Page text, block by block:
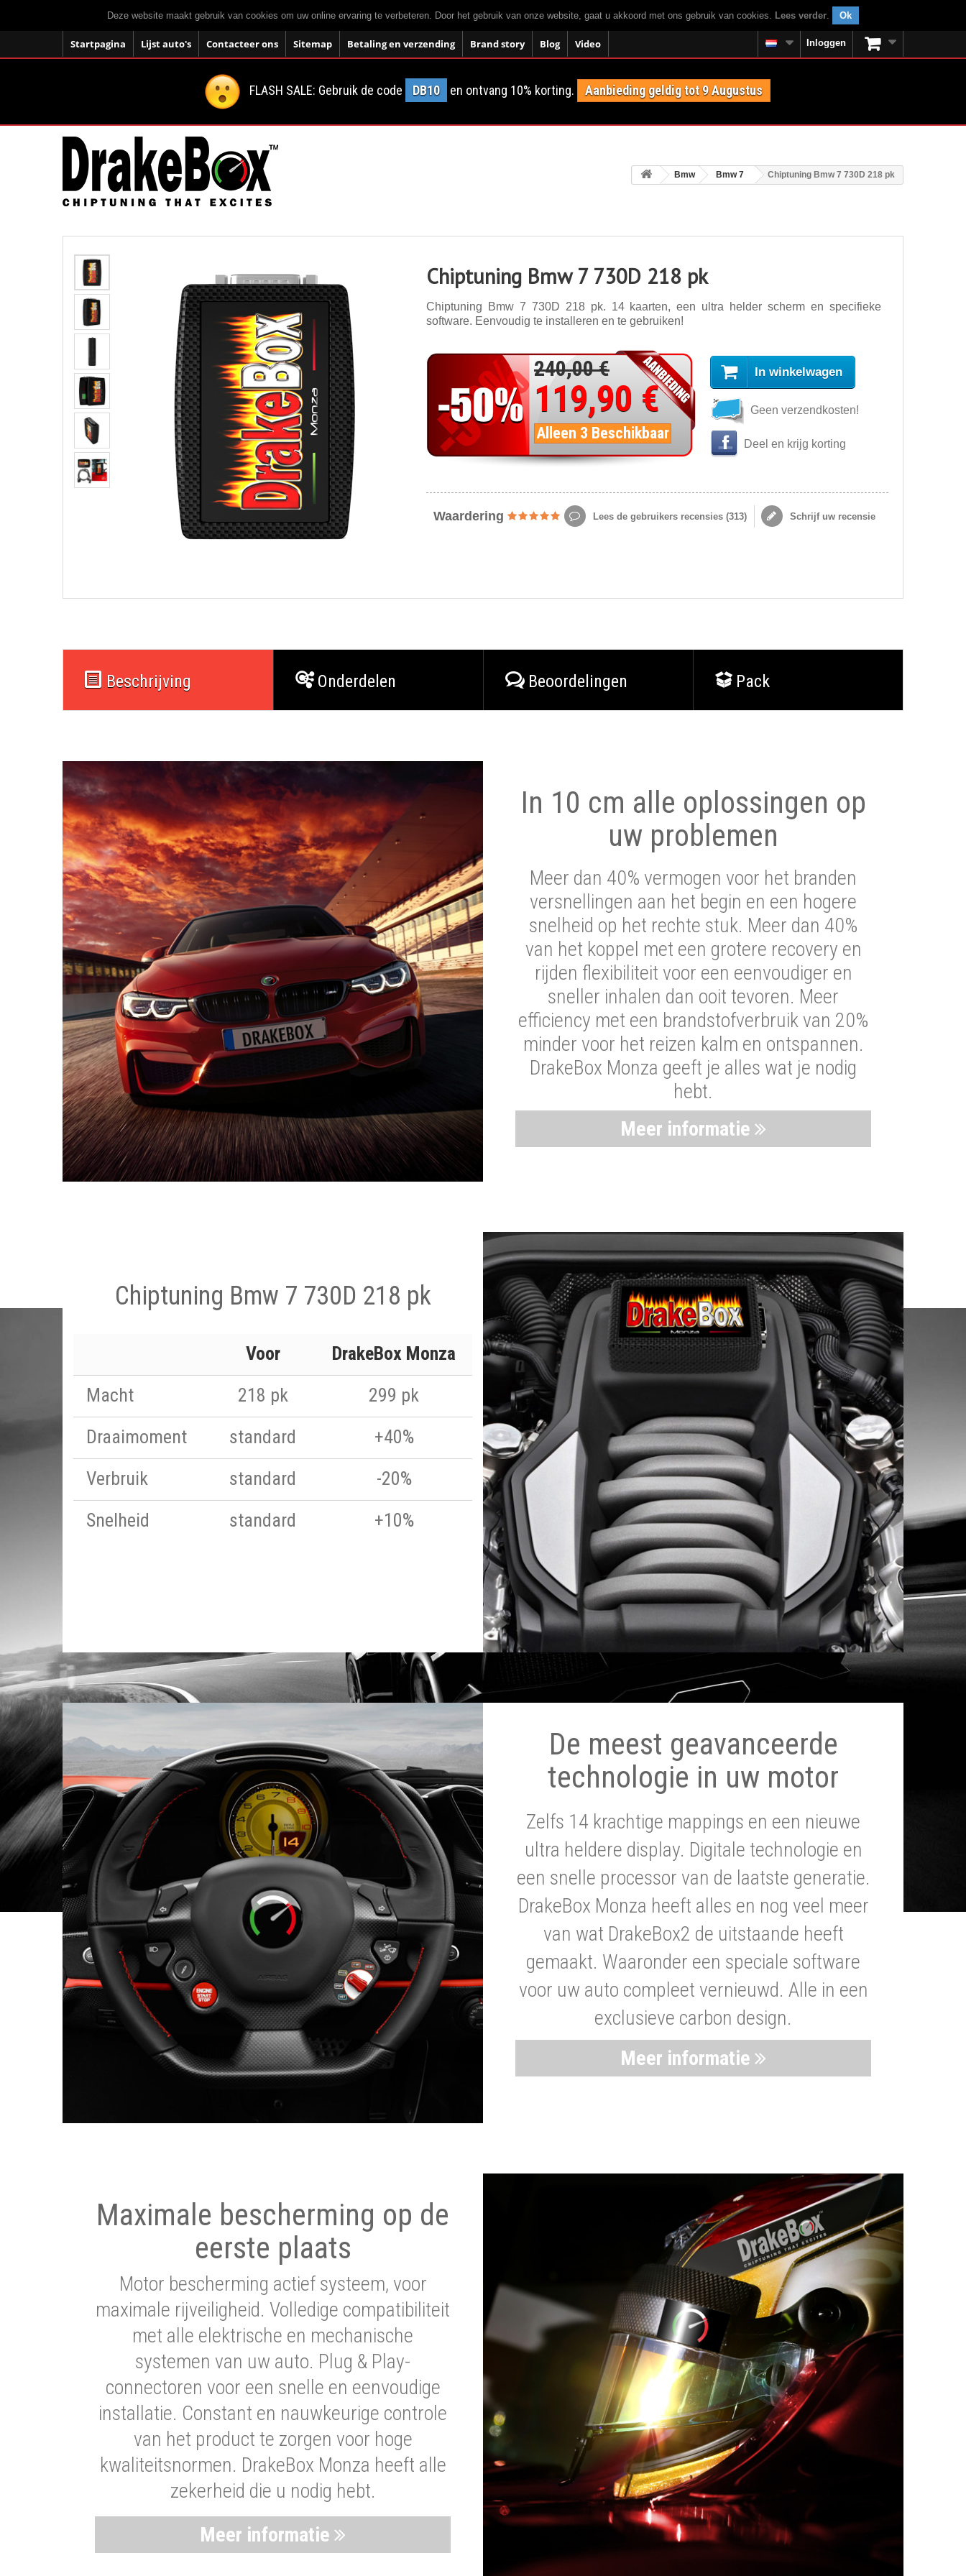
Deze website maakt gebruik van cookies om uw online ervaring te verbeteren. Door het gebruik van onze website, gaat u akkoord met ons gebruik van cookies. Lees verder. Ok
Startpagina Lijst auto's Contacteer ons Sitemap Betaling en verzending Brand story Blog Video Inloggen
FLASH SALE: Gebruik de code DB10 en ontvang 10% korting. Aanbieding geldig tot 9 Augustus
Bmw Bmw 7 Chiptuning Bmw 7 730D 218 pk
Chiptuning Bmw 7 730D 218 pk
Chiptuning Bmw 7 730D 218 pk. 14 kaarten, een ultra helder scherm en specifieke
software. Eenvoudig te installeren en te gebruiken!
240,00 €
119,90 €
Alleen 3 Beschikbaar
In winkelwagen
Geen verzendkosten!
Deel en krijg korting
Waardering Lees de gebruikers recensies (313) Schrijf uw recensie
Beschrijving Onderdelen Beoordelingen Pack
In 10 cm alle oplossingen op
uw problemen
Meer dan 40% vermogen voor het branden
versnellingen aan het begin en een hogere
snelheid op het rechte stuk. Meer dan 40%
van het koppel met een grotere recovery en
rijden flexibiliteit voor een eenvoudiger en
sneller inhalen dan ooit tevoren. Meer
efficiency met een brandstofverbruik van 20%
minder voor het reizen kalm en ontspannen.
DrakeBox Monza geeft je alles wat je nodig
hebt.
Meer informatie
Chiptuning Bmw 7 730D 218 pk
Voor
DrakeBox Monza
Macht
218 pk
299 pk
Draaimoment
standard
+40%
Verbruik
standard
-20%
Snelheid
standard +10%
De meest geavanceerde
technologie in uw motor
Zelfs 14 krachtige mappings en een nieuwe
ultra heldere display. Digitale technologie en
een snelle processor van de laatste generatie.
DrakeBox Monza heeft alles en nog veel meer
van wat DrakeBox2 de uitstaande heeft
gemaakt. Waaronder een speciale software
voor uw auto compleet vernieuwd. Alle in een
exclusieve carbon design.
Meer informatie
Maximale bescherming op de
eerste plaats
Motor bescherming actief systeem, voor
maximale rijveiligheid. Volledige compatibiliteit
met alle elektrische en mechanische
systemen van uw auto. Plug & Play-
connectoren voor een snelle en eenvoudige
installatie. Constant en nauwkeurige controle
van het product te zorgen voor hoge
kwaliteitsnormen. DrakeBox Monza heeft alle
zekerheid die u nodig hebt.
Meer informatie